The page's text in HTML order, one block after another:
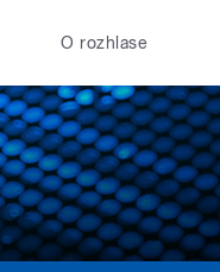
O rozhlase